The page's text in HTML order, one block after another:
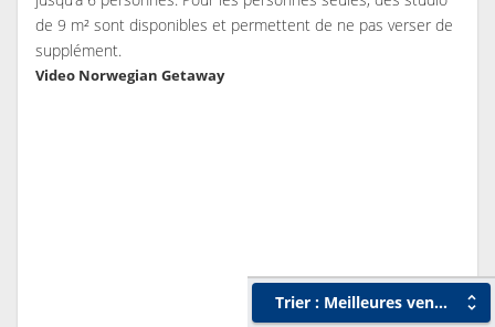
Trier : Meilleures ventes
de 9 m² sont disponibles et permettent de ne pas verser de
supplément.
Video Norwegian Getaway